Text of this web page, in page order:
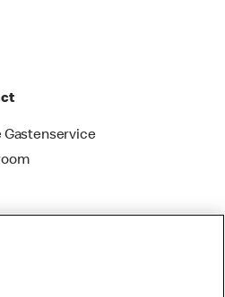
Gastenservice